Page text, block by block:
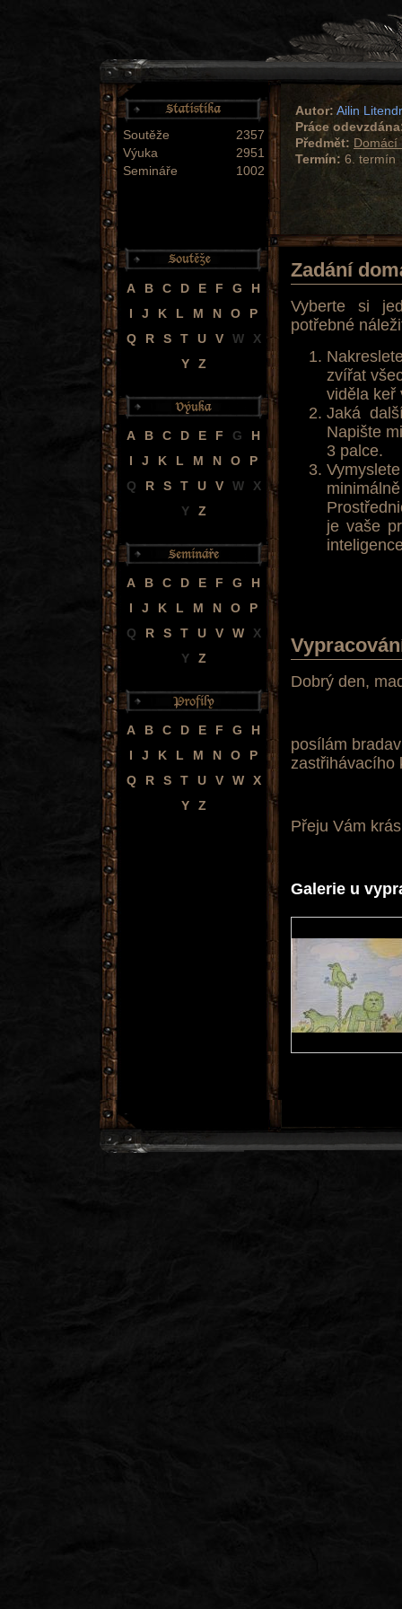
Soutěže
2357
Výuka
2951
Semináře
1002
Autor: Ailin
Práce
Předmět: Domácí
Termín: 6. termín
Zadání
Vyberte si
potřebné
zvířat
viděla keř
Jaká
Napište
3 palce.
je vaše
Dobrý den,
posílám
zastřihávacího
Přeju Vám
Galerie u
A B C D E F G
H
I
J K L M N O
P
Q
R S T U V W
X
Y
Z
A B C D E F G
H
I
J K L M N O
P
Q
R S T U V W
X
Y
Z
A B C D E F G
H
I
J K L M N O
P
Q
R S T U V W
X
Y
Z
A B C D E F G
H
I
J K L M N O
P
Q
R S T U V W
X
Y
Z